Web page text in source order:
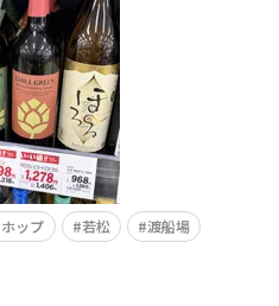
ホップ 若松
渡船場